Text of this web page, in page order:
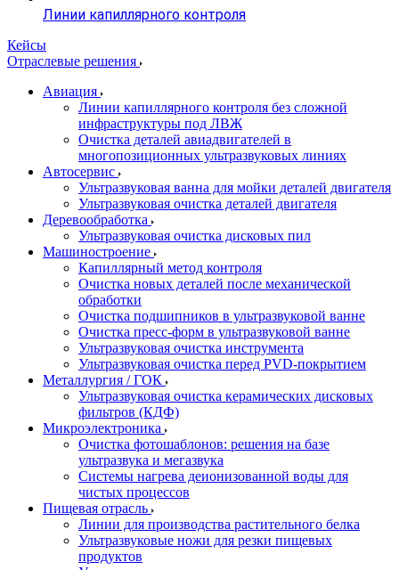
Линии капиллярного контроля
Кейсы
Отраслевые решения
Авиация
Линии капиллярного контроля без сложной
инфраструктуры под ЛВЖ
Очистка деталей авиадвигателей в
многопозиционных ультразвуковых линиях
Автосервис
Ультразвуковая ванна для мойки деталей двигателя
Ультразвуковая очистка деталей двигателя
Деревообработка
Ультразвуковая очистка дисковых пил
Машиностроение
Капиллярный метод контроля
Очистка новых деталей после механической
обработки
Очистка подшипников в ультразвуковой ванне
Очистка пресс-форм в ультразвуковой ванне
Ультразвуковая очистка инструмента
Ультразвуковая очистка перед PVD-покрытием
Металлургия / ГОК
Ультразвуковая очистка керамических дисковых
фильтров (КДФ)
Микроэлектроника
Очистка фотошаблонов: решения на базе
ультразвука и мегазвука
Системы нагрева деионизованной воды для
чистых процессов
Пищевая отрасль
Линии для производства растительного белка
Ультразвуковые ножи для резки пищевых
продуктов